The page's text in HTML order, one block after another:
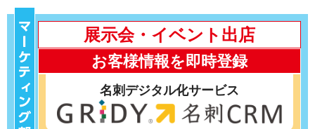
展示会・イベント出店
お客様情報を即時登録
名刺デジタル化サービス